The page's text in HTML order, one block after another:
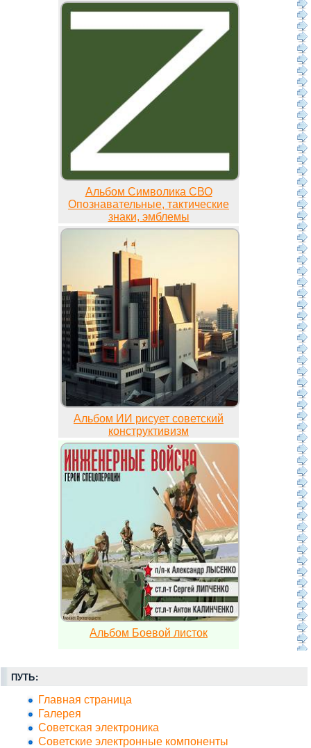
Альбом Символика СВО
Опознавательные, тактические
знаки, эмблемы
Альбом ИИ рисует советский
конструктивизм
Альбом Боевой листок
ПУТЬ:
Главная страница
Галерея
Советская электроника
Советские электронные компоненты